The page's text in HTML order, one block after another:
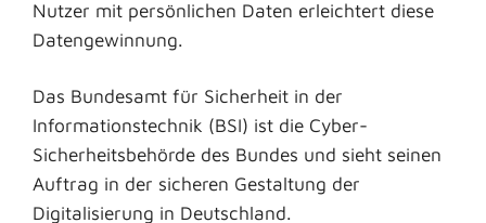
Nutzer mit persönlichen Daten erleichtert diese
Datengewinnung.
Das Bundesamt für Sicherheit in der
Informationstechnik (BSI) ist die Cyber-
Sicherheitsbehörde des Bundes und sieht seinen
Auftrag in der sicheren Gestaltung der
Digitalisierung in Deutschland.